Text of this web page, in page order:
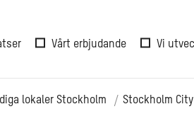
Vårt erbjudande Vi
lokaler Stockholm Stockholm City